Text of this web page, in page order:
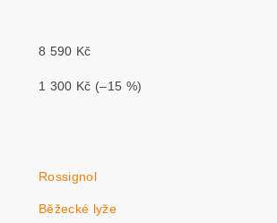
8 590 Kč
1 300 Kč (–15 %)
Rossignol
Běžecké lyže